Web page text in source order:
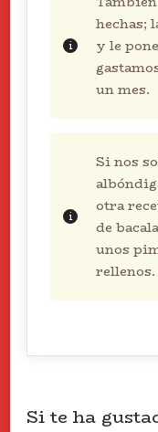
hechas;
y le
un mes.
Si nos
otra
de
unos
rellenos.
Si te ha